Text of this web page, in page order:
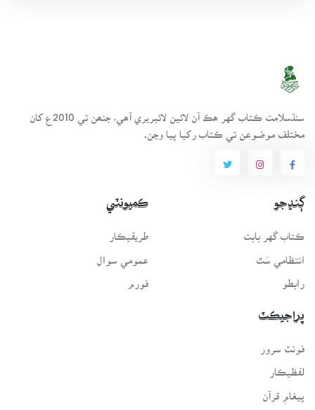
سنڌسلامت ڪتاب گهر ھڪ آن لائين لائبريري آھي، جنھن تي 2010ع کان
مختلف موضوعن تي ڪتاب رکيا پيا وڃن.
ڳنڍجو
ڪتاب گهر بابت
انتظامي سَٿ
رابطو
ڪميونٽي
طريقيڪار
عمومي سوال
فورم
پراجيڪٽ
لفظيڪار
پيغامِ قرآن